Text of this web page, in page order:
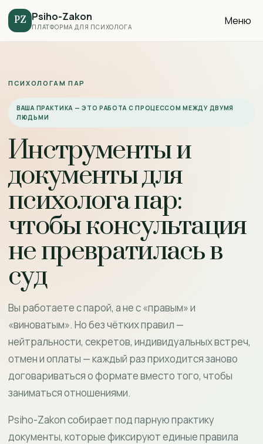
PZ Psiho-Zakon
ПЛАТФОРМА ДЛЯ ПСИХОЛОГА Меню
ПСИХОЛОГАМ ПАР
ВАША ПРАКТИКА — ЭТО РАБОТА С ПРОЦЕССОМ МЕЖДУ ДВУМЯ
ЛЮДЬМИ
Инструменты и
документы для
психолога пар:
чтобы консультация
не превратилась в
суд
Вы работаете с парой, а не с «правым» и
«виноватым». Но без чётких правил —
нейтральности, секретов, индивидуальных встреч,
отмен и оплаты — каждый раз приходится заново
договариваться о формате вместо того, чтобы
заниматься отношениями.
Psiho-Zakon собирает под парную практику
документы, которые фиксируют единые правила